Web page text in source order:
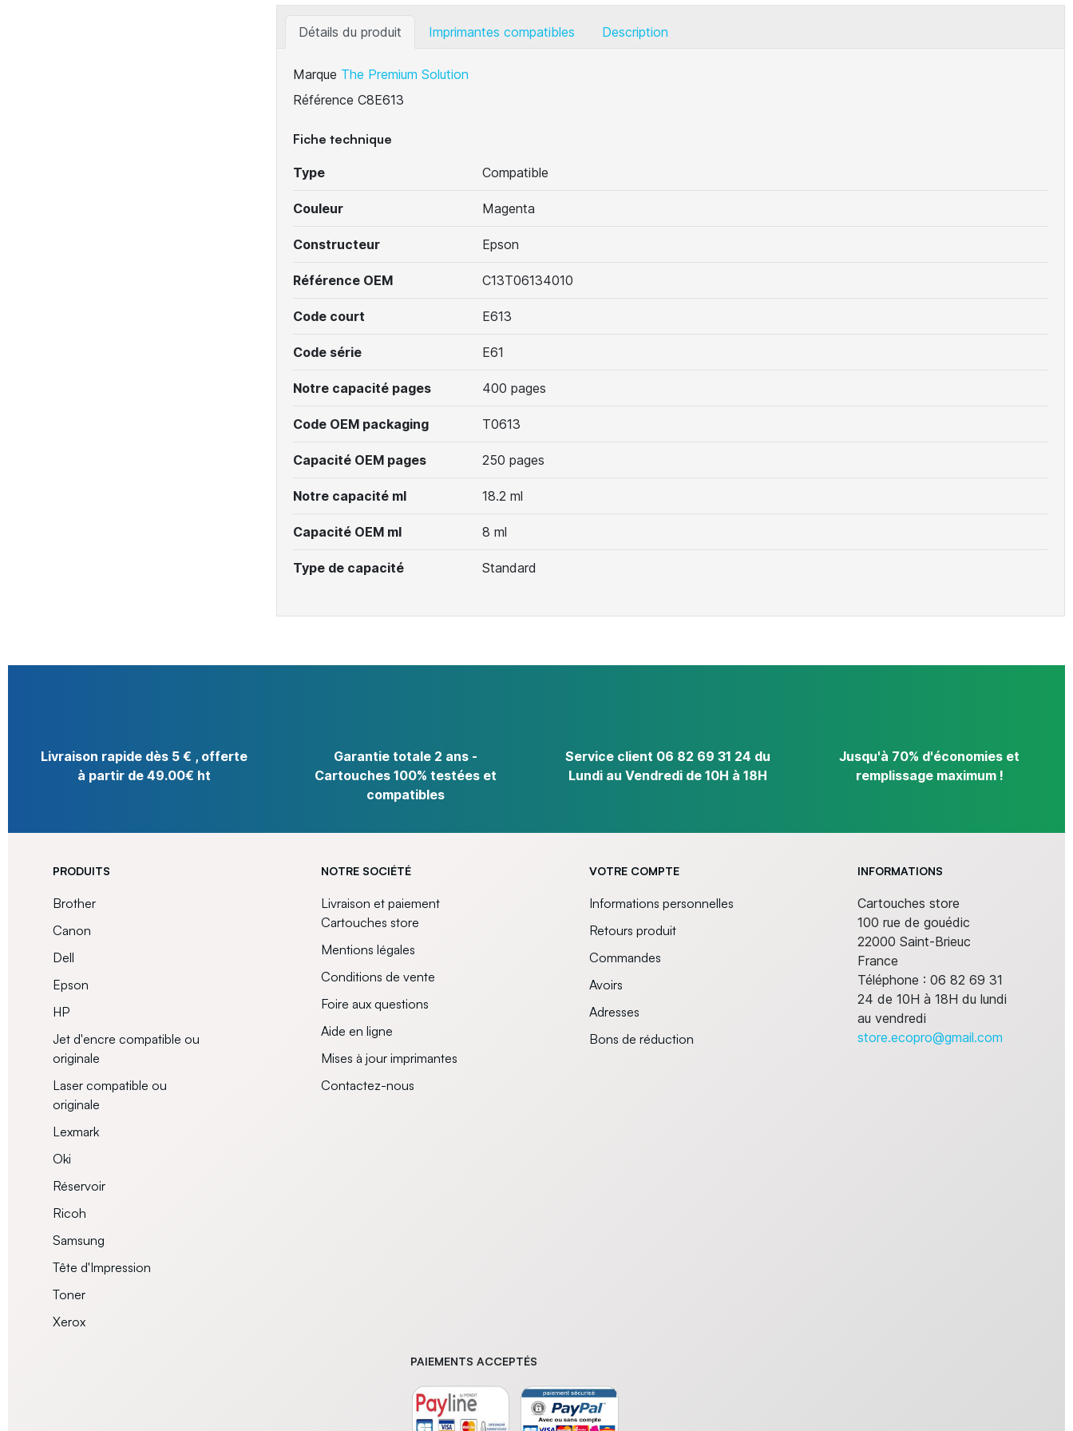
Détails du produit Imprimantes compatibles Description
Marque The Premium Solution
Référence C8E613
Fiche technique
Type Compatible
Couleur Magenta
Constructeur Epson
Référence OEM C13T06134010
Code court E613
Code série E61
Notre capacité pages 400 pages
Code OEM packaging T0613
Capacité OEM pages 250 pages
Notre capacité ml 18.2 ml
Capacité OEM ml 8 ml
Type de capacité Standard
Livraison rapide dès 5 € , offerte
à partir de 49.00€ ht
Garantie totale 2 ans -
Cartouches 100% testées et
compatibles
Service client 06 82 69 31 24 du
Lundi au Vendredi de 10H à 18H
Jusqu'à 70% d'économies et
remplissage maximum !
PRODUITS
Brother
Canon
Dell
Epson
HP
Jet d'encre compatible ou
originale
Laser compatible ou
originale
Lexmark
Oki
Réservoir
Ricoh
Samsung
Tête d'Impression
Toner
Xerox
NOTRE SOCIÉTÉ
Livraison et paiement
Cartouches store
Mentions légales
Conditions de vente
Foire aux questions
Aide en ligne
Mises à jour imprimantes
Contactez-nous
VOTRE COMPTE
Informations personnelles
Retours produit
Commandes
Avoirs
Adresses
Bons de réduction
INFORMATIONS
Cartouches store
100 rue de gouédic
22000 Saint-Brieuc
France
Téléphone : 06 82 69 31
24 de 10H à 18H du lundi
au vendredi
store.ecopro@gmail.com
PAIEMENTS ACCEPTÉS